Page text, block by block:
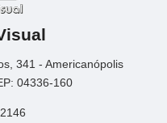
341 - Americanópolis
04336-160